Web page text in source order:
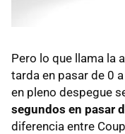
Pero lo que llama la
tarda en pasar de 0
en pleno despegue
segundos en pasar
diferencia entre